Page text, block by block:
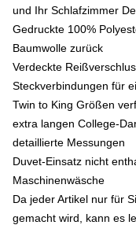
und Ihr Schlafzimmer
Gedruckte 100%
Baumwolle zurück
Verdeckte
Steckverbindungen für
Twin to King Größen
extra langen College-
detaillierte Messungen
Duvet-Einsatz nicht
Maschinenwäsche
Da jeder Artikel nur für
gemacht wird, kann es